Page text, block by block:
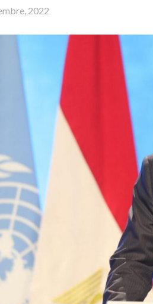
2022